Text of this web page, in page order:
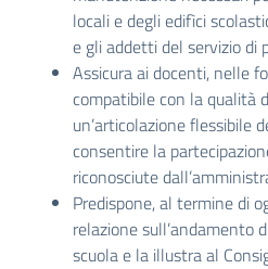
locali e degli edifìci
e gli addetti del servizio di
Assicura ai docenti, nelle
compatibile con la qualità
un’articolazione flessibile
consentire la
riconosciute
Predispone, al termine di
relazione sull’andamento
scuola e la illustra al